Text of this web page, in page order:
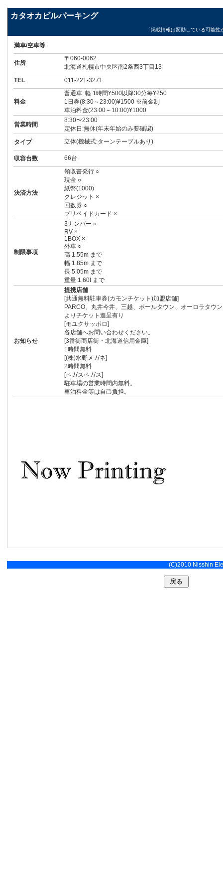
カタオカビルパーキング
「掲載情報は変動している可能
満車/空車等
住所
〒060-0062
北海道札幌市中央区南2条西3丁目13
TEL
011-221-3271
料金
普通車･軽 1時間¥500以降30分毎¥250
1日券(8:30～23:00)¥1500 ※前金制
車泊料金(23:00～10:00)¥1000
営業時間
8:30〜23:00
定休日:無休(年末年始のみ要確認)
タイプ
立体(機械式:ターンテーブルあり)
収容台数 66台
決済方法
領収書発行 ○
現金 ○
紙幣(1000)
クレジット ×
回数券 ○
プリペイドカード ×
制限事項
3ナンバー ○
RV ×
1BOX ×
外車 ○
高 1.55m まで
幅 1.85m まで
長 5.05m まで
重量 1.60t まで
お知らせ
提携店舗
[共通無料駐車券(カモンチケット)加盟店舗]
PARCO、丸井今井、三越、ポールタウン、オーロラタウ
よりチケット進呈有り
[モユクサッポロ]
各店舗へお問い合わせください。
[3番街商店街・北海道信用金庫]
1時間無料
[(株)水野メガネ]
2時間無料
[ベガスベガス]
駐車場の営業時間内無料。
車泊料金等は自己負担。
(C)2010 Nisshin